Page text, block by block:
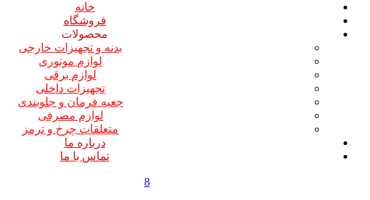
خانه
فروشگاه
محصولات
بدنه و تجهیزات خارجی
لوازم موتوری
لوازم برقی
تجهیزات داخلی
جعبه فرمان و جلوبندی
لوازم مصرفی
متعلقات چرخ و ترمز
درباره ما
تماس با ما
8